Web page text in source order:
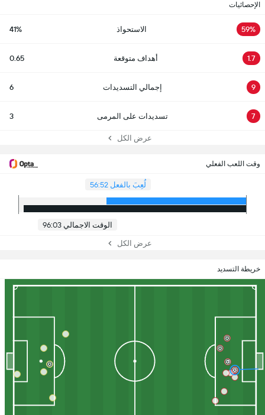
الإحصائيات
59% الاستحواذ 41%
1.7 أهداف متوقعة 0.65
9 إجمالي التسديدات 6
7 تسديدات على المرمى 3
عرض الكل
وقت اللعب الفعلي
لُعِبَ بالفعل 56:52
الوقت الاجمالي 96:03
عرض الكل
خريطة التسديد